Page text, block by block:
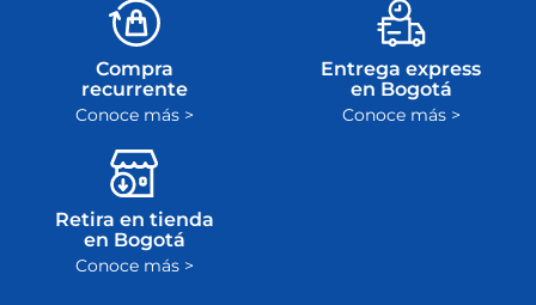
Compra
recurrente
Conoce más >
Entrega express
en Bogotá
Conoce más >
Retira en tienda
en Bogotá
Conoce más >